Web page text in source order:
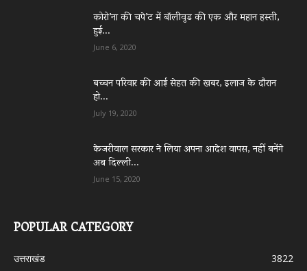
कोरो’ना की चपे’ट में बॉलीवुड की एक और महान हस्ती,
हुई...
June 6, 2020
बच्चन परिवार की आई सेहत की खबर, इलाज के दौरान
हो...
July 19, 2020
केजरीवाल सरकार ने लिया अपना आदेश वापस, नहीं बनेंगे
अब दिल्ली...
June 15, 2020
POPULAR CATEGORY
उत्तराखंड
3822